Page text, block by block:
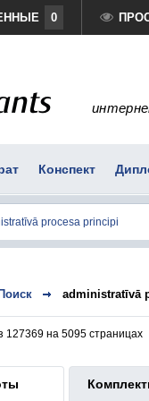
0
Конспект
Поиск administratīvā
127369 на 5095 страницах